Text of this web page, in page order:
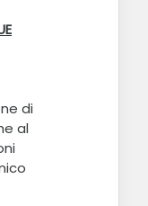
di
al